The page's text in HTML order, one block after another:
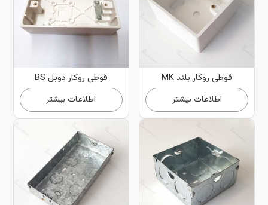
قوطی روکار بلند MK
اطلاعات بیشتر
قوطی روکار دوبل BS
اطلاعات بیشتر